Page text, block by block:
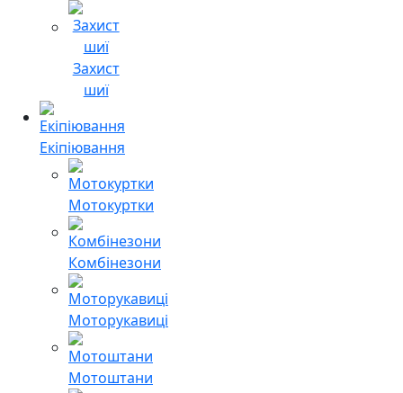
Захист
шиї
Екіпіювання
Мотокуртки
Комбінезони
Моторукавиці
Мотоштани